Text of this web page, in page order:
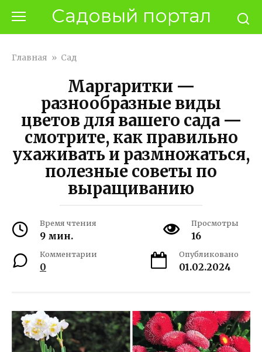
контенту
Садовый портал
Главная » Сад
Маргаритки —
разнообразные виды
цветов для вашего сада —
смотрите, как правильно
ухаживать и размножаться,
полезные советы по
выращиванию
Время чтения
9 мин.
Просмотры
16
Комментарии
0
Опубликовано
01.02.2024